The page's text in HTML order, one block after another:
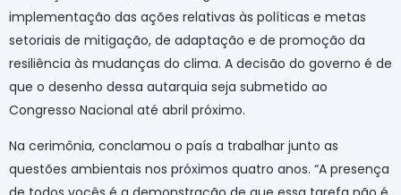
implementação das ações relativas às políticas e metas
setoriais de mitigação, de adaptação e de promoção da
resiliência às mudanças do clima. A decisão do governo é de
que o desenho dessa autarquia seja submetido ao
Congresso Nacional até abril próximo.
Na cerimônia, conclamou o país a trabalhar junto as
questões ambientais nos próximos quatro anos. “A presença